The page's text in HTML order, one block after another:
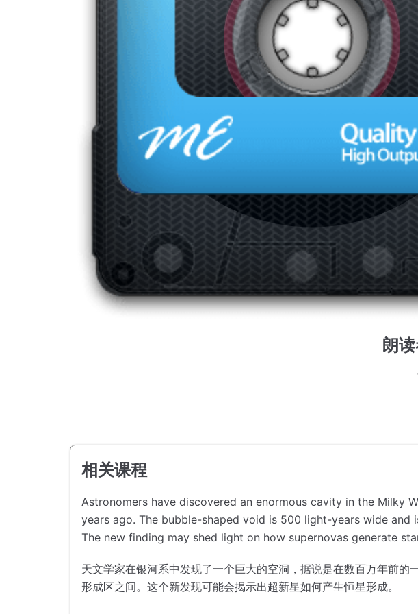
朗
相关课程
Astronomers have discovered an enormous cavity in the Milky
years ago. The bubble-shaped void is 500 light-years wide and
The new finding may shed light on how supernovas generate
天文学家在银河系中发现了一个巨大的空洞，据说是在数百万年前的
形成区之间。 这个新发现可能会揭示出超新星如何产生恒星形成。